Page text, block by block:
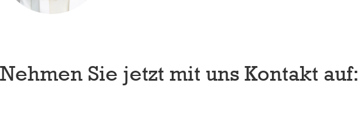
Nehmen Sie jetzt mit uns Kontakt auf: